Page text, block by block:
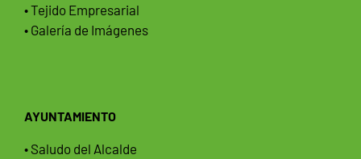
• Tejido Empresarial
• Galería de Imágenes
AYUNTAMIENTO
• Saludo del Alcalde